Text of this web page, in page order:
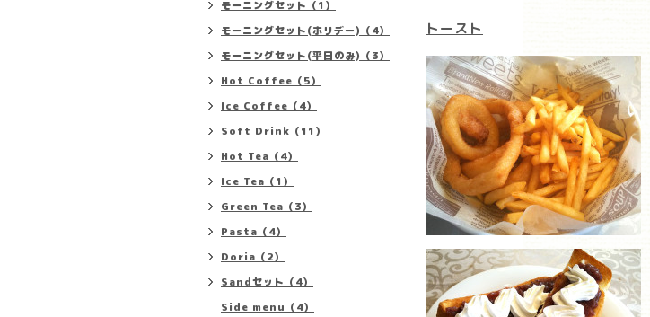
トースト
モーニングセット（1）
モーニングセット(ホリデー)（4）
モーニングセット(平日のみ)（3）
Hot Coffee（5）
Ice Coffee（4）
Soft Drink（11）
Hot Tea（4）
Ice Tea（1）
Green Tea（3）
Pasta（4）
Doria（2）
Sandセット（4）
Side menu（4）